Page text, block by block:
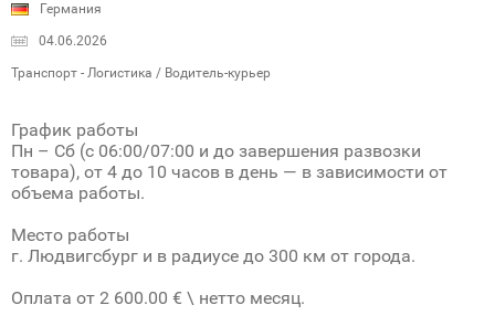
Германия
04.06.2026
Транспорт - Логистика / Водитель-курьер
График работы
Пн – Сб (с 06:00/07:00 и до завершения развозки
товара), от 4 до 10 часов в день — в зависимости от
объема работы.
Место работы
г. Людвигсбург и в радиусе до 300 км от города.
Оплата от 2 600.00 € \ нетто месяц.